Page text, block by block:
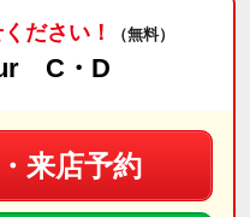
ださい！ （無料）
C・D
来店予約